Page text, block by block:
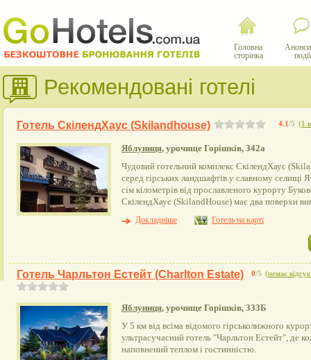
Головна
сторінка
події
Рекомендовані готелі
4.1 /5 (1
Готель СкілендХаус (Skilandhouse)
Яблуниця, урочище Горішків, 342а
Чудовий готельний комплекс СкілендХаус
серед гірських ландшафтів у славному селищі
сім кілометрів від прославленого курорту
СкілендХаус (SkilandHouse) має два поверхи
Докладніше
Готель на карті
0/5 (немає
Готель Чарльтон Естейт (Charlton Estate)
Яблуниця, урочище Горішків, 333Б
У 5 км від всіма відомого гірськолижного
ультрасучасний готель "Чарльтон Естейт", де
наповнений теплом і гостинністю.